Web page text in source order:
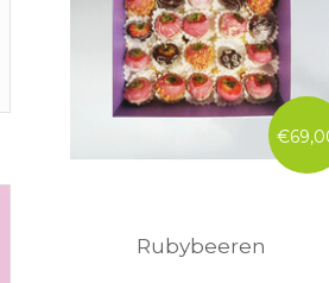
Rubybeeren